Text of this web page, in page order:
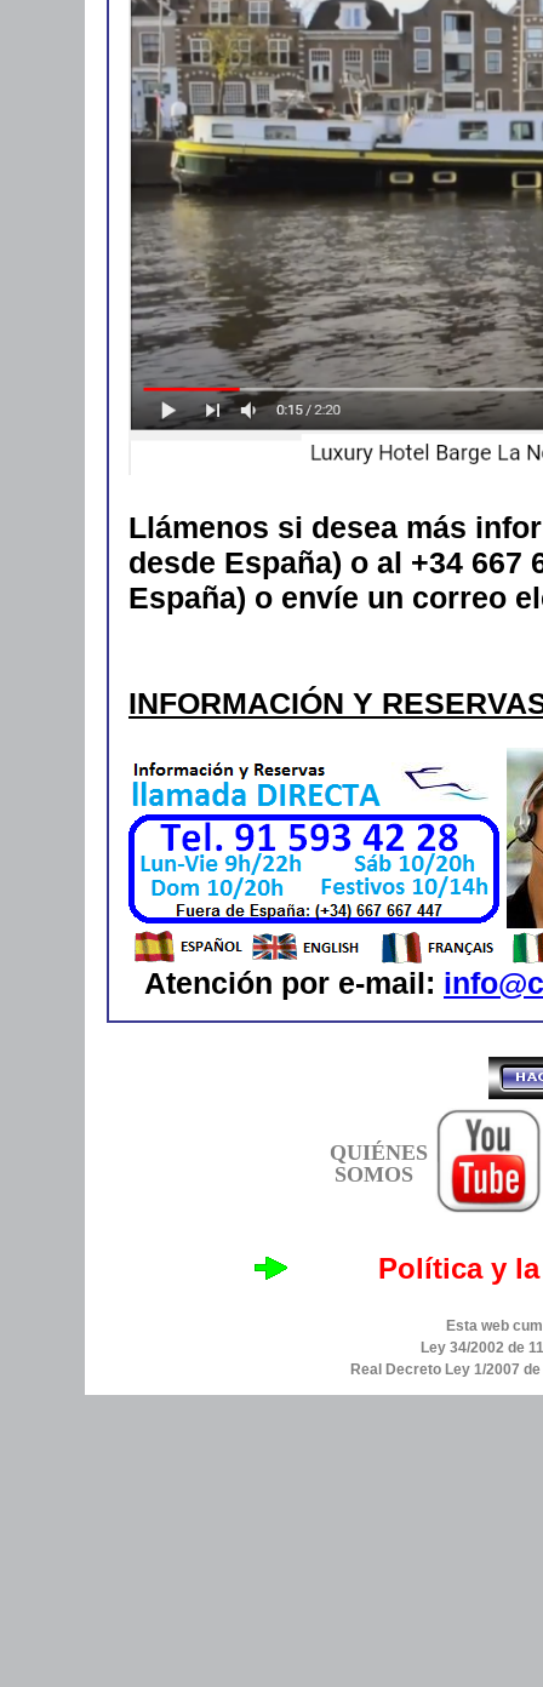
Llámenos si desea más
desde España) o al +34 667
España) o envíe un correo
INFORMACIÓN Y
Atención por e-mail:
QUIÉNES
SOMOS
Política y
Esta web
Ley 34/2002 de
Real Decreto Ley 1/2007